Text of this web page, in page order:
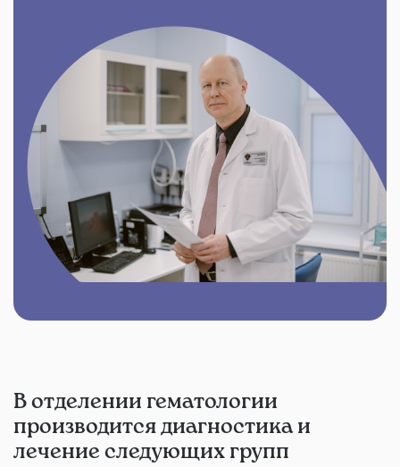
В отделении гематологии
производится диагностика и
лечение следующих групп